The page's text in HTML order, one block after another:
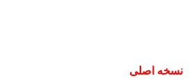
اصلی